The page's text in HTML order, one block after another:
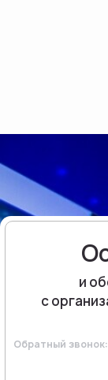
и
с
Обратный звонок: